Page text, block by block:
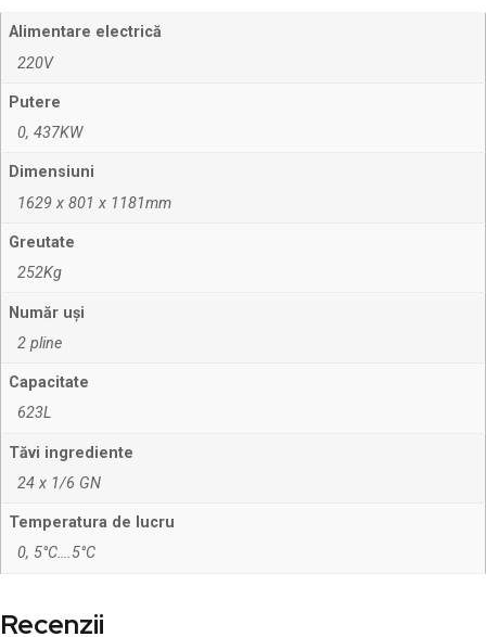
Alimentare electrică
220V
Putere
0, 437KW
Dimensiuni
1629 x 801 x 1181mm
Greutate
252Kg
Număr uși
2 pline
Capacitate
623L
Tăvi ingrediente
24 x 1/6 GN
Temperatura de lucru
0, 5°C….5°C
Recenzii